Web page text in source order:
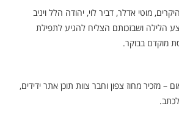
מוטי אדלר, דביר לוי, יהודה הלל ויניב
הלילה ושבזכותם הצליח להגיע לתפילת
מוקדם בבוקר.
– מזכיר מחוז צפון וחבר צוות תוכן אתר ידידים,